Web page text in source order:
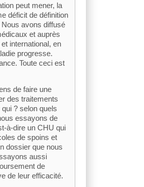
peut mener, la
déficit de définition
avons diffusé
et auprès
international, en
progresse.
Toute ceci est
de faire une
des traitements
? selon quels
essayons de
à-dire un CHU qui
de spoins et
dossier que nous
aussi
de
de leur efficacité.